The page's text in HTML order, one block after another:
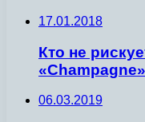
17.01.2018
Кто не
06.03.2019